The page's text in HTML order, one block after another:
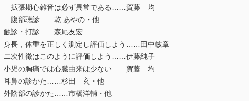
拡張期心雑音は必ず異常である……賀藤 均
腹部聴診……乾 あやの・他
触診・打診……森尾友宏
身長，体重を正しく測定し評価しよう……田中敏章
二次性徴はこのように評価しよう……伊藤純子
小児の胸痛では心臓由来は少ない……賀藤 均
耳鼻の診かた……杉田 玄・他
外陰部の診かた……市橋洋輔・他